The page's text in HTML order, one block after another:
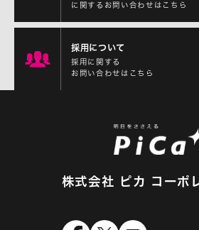
に関するお問い合わせはこちら
採用について
採用に関する
お問い合わせはこちら
株式会社 ピカ コーポ